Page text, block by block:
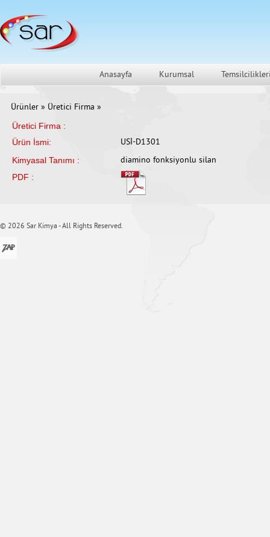
Anasayfa Kurumsal
Ürünler » Üretici Firma »
Üretici Firma :
Ürün İsmi:
USİ-D1301
Kimyasal Tanımı : diamino fonksiyonlu silan
PDF :
© 2026 Sar Kimya - All Rights Reserved.